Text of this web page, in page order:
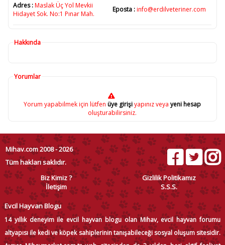
Adres :Maslak Üç Yol Mevkii
Hidayet Sok. No:1 Pınar Mah.
Eposta :info@erdilveteriner.com
Hakkında
Yorumlar
Yorum yapabilmek için lütfen üye girişiyapınız veya yeni hesap
oluşturabilirsiniz.
Mihav.com 2008 - 2026
Tüm hakları saklıdır.
Biz Kimiz ?
Gizlilik Politikamız
İletişim
S.S.S.
Evcil Hayvan Blogu
14 yıllık deneyim ile evcil hayvan blogu olan Mihav, evcil hayvan forumu
altyapısı ile kedi ve köpek sahiplerinin tanışabileceği sosyal oluşum sitesidir.